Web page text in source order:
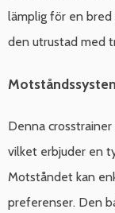
lämplig för en
den utrustad med
Denna
vilket erbjuder en
Motståndet kan
preferenser. Den